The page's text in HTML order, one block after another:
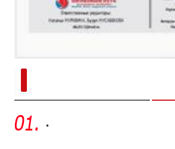
·